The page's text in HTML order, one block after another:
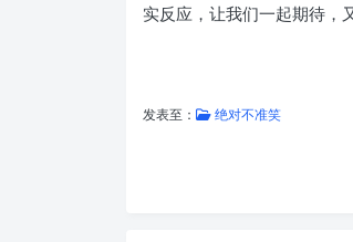
实反应，让我们一起期待，
发表至： 绝对不准笑